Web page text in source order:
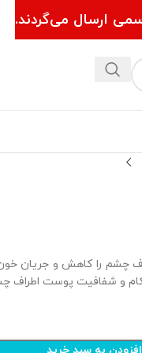
چشم را کاهش و جریان
و شفافیت پوست
ارسال می‌گردند.